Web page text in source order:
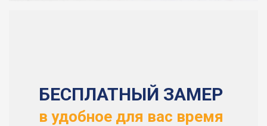
БЕСПЛАТНЫЙ ЗАМЕР
в удобное для вас время